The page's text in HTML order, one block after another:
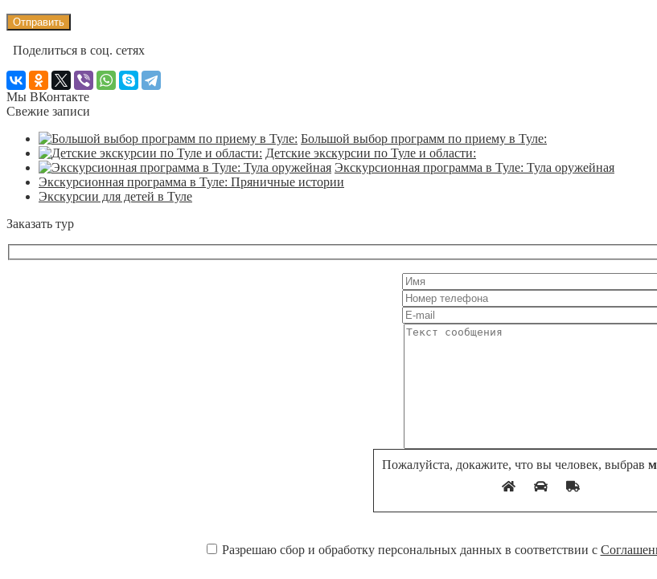
Поделиться в соц. сетях
Мы ВКонтакте
Свежие записи
Большой выбор программ по приему в Туле:
Детские экскурсии по Туле и области:
Экскурсионная программа в Туле: Тула оружейная
Экскурсионная программа в Туле: Пряничные истории
Экскурсии для детей в Туле
Заказать тур
Пожалуйста, докажите, что вы человек, выбрав
Разрешаю сбор и обработку персональных данных в соответствии с